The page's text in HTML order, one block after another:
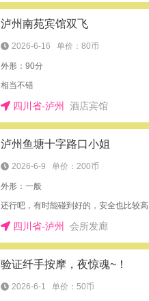
泸州南苑宾馆双飞
2026-6-16 单价：80币
外形：90分
相当不错
四川省-泸州 酒店宾馆
泸州鱼塘十字路口小姐
2026-6-9 单价：200币
外形：一般
还行吧，有时能碰到好的，安全也比较高
四川省-泸州 会所发廊
验证纤手按摩，夜惊魂~！
2026-6-1 单价：50币